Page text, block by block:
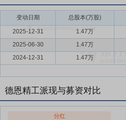
变动日期 总股本(万股)
2025-12-31 1.47万
2025-06-30
1.47万
2024-12-31
1.47万
德恩精工派现与募资对比
分红